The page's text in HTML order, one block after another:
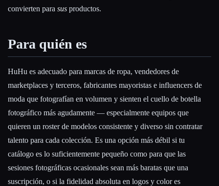
convierten para sus productos.
Para quién es
HuHu es adecuado para marcas de ropa, vendedores de
marketplaces y terceros, fabricantes mayoristas e influencers de
moda que fotografían en volumen y sienten el cuello de botella
fotográfico más agudamente — especialmente equipos que
quieren un roster de modelos consistente y diverso sin contratar
talento para cada colección. Es una opción más débil si tu
catálogo es lo suficientemente pequeño como para que las
sesiones fotográficas ocasionales sean más baratas que una
suscripción, o si la fidelidad absoluta en logos y color es